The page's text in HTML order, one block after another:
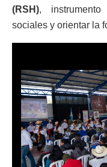
(RSH),
sociales y orientar la